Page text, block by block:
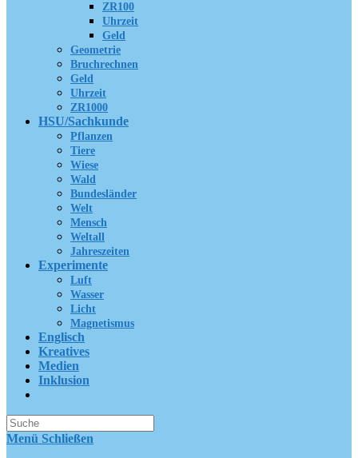
ZR100
Uhrzeit
Geld
Geometrie
Bruchrechnen
Geld
Uhrzeit
ZR1000
HSU/Sachkunde
Pflanzen
Tiere
Wiese
Wald
Bundesländer
Welt
Mensch
Weltall
Jahreszeiten
Experimente
Luft
Wasser
Licht
Magnetismus
Englisch
Kreatives
Medien
Inklusion
Suche
nach:
Menü Schließen